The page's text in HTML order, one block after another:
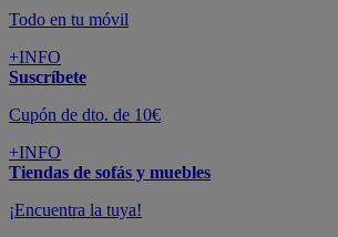
Todo en tu móvil
+INFO
Suscríbete
Cupón de dto. de 10€
+INFO
Tiendas de sofás y muebles
¡Encuentra la tuya!